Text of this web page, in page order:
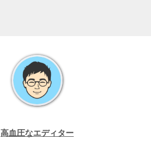
高血圧なエディター